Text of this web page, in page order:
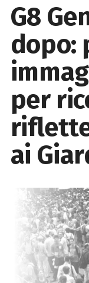
G8
dopo:
per
ai